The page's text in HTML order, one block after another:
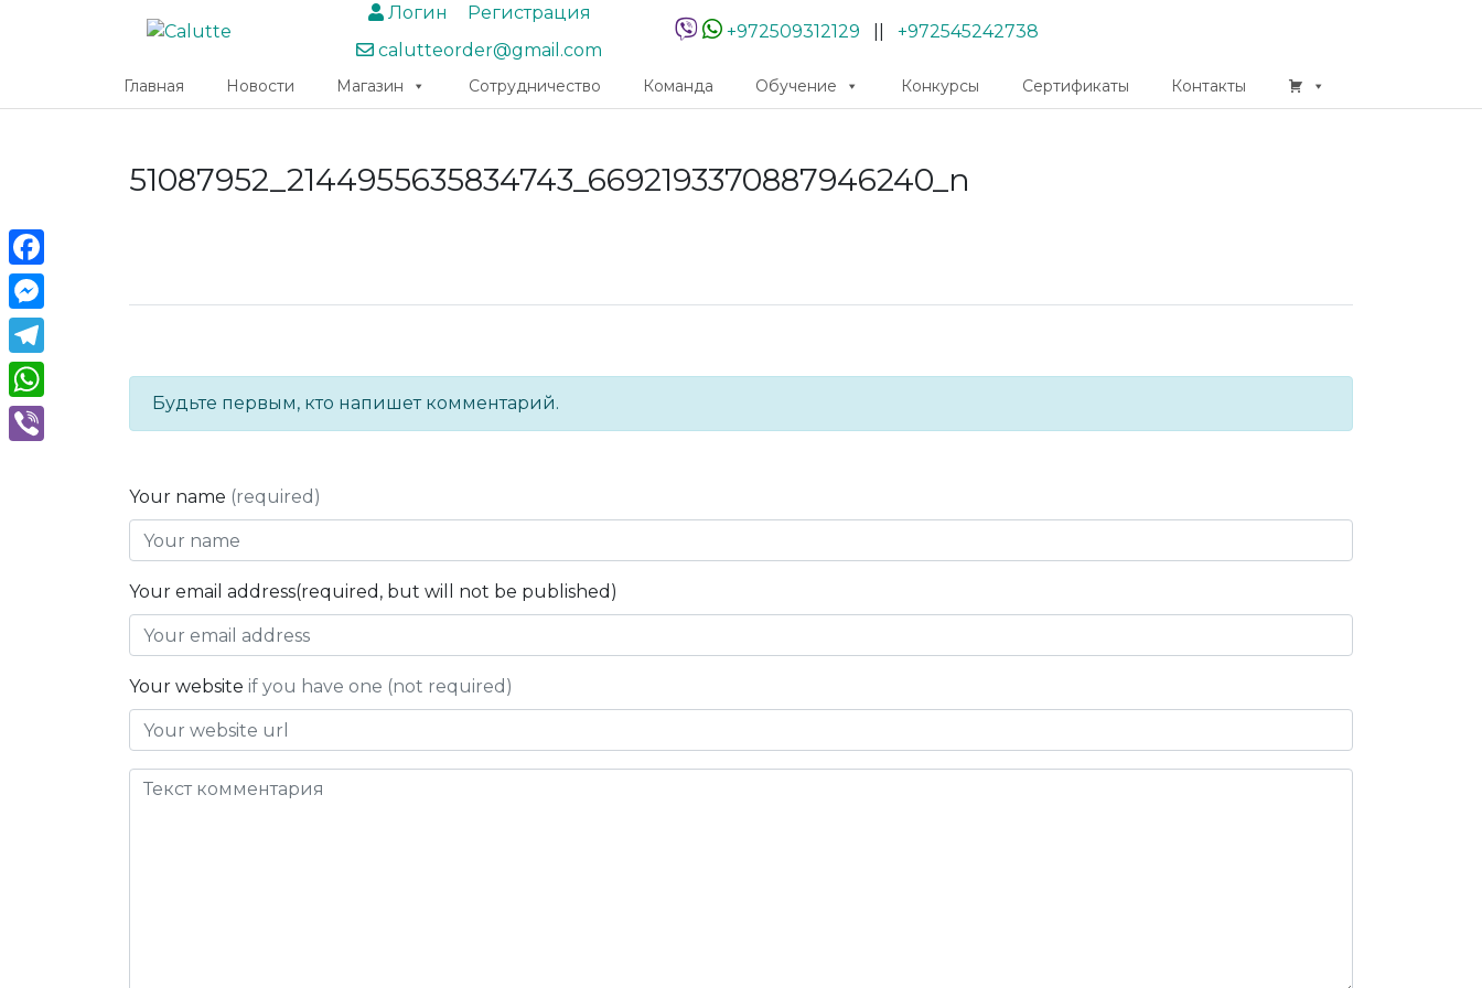
Логин
Регистрация
calutteorder@gmail.com
+972509312129 +972545242738
Главная Новости Магазин Сотрудничество Команда Обучение Конкурсы Сертификаты Контакты
51087952_2144955635834743_6692193370887946240_n
Будьте первым, кто напишет комментарий.
Your name (required)
Your email address(required, but will not be published)
Your website if you have one (not required)
Facebook
Messenger
Telegram
WhatsApp